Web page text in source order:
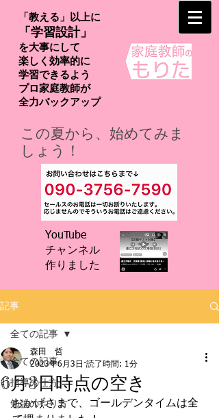
「教える」以上に
「学習設計」
を大事にして
楽しく効率的に
学習できるよう
プロ家庭教師が
​全力バックアップ
この夏から、始めてみま
しょう！
YouTube
チャンネル
​作りました
記事
全ての記事
指導の仕方
勉強のやり方
全ての記事
6月3日時点の空き
森田 哲
2023年6月3日 読了時間: 1分
おかげさまで、ゴールデンタイムは全